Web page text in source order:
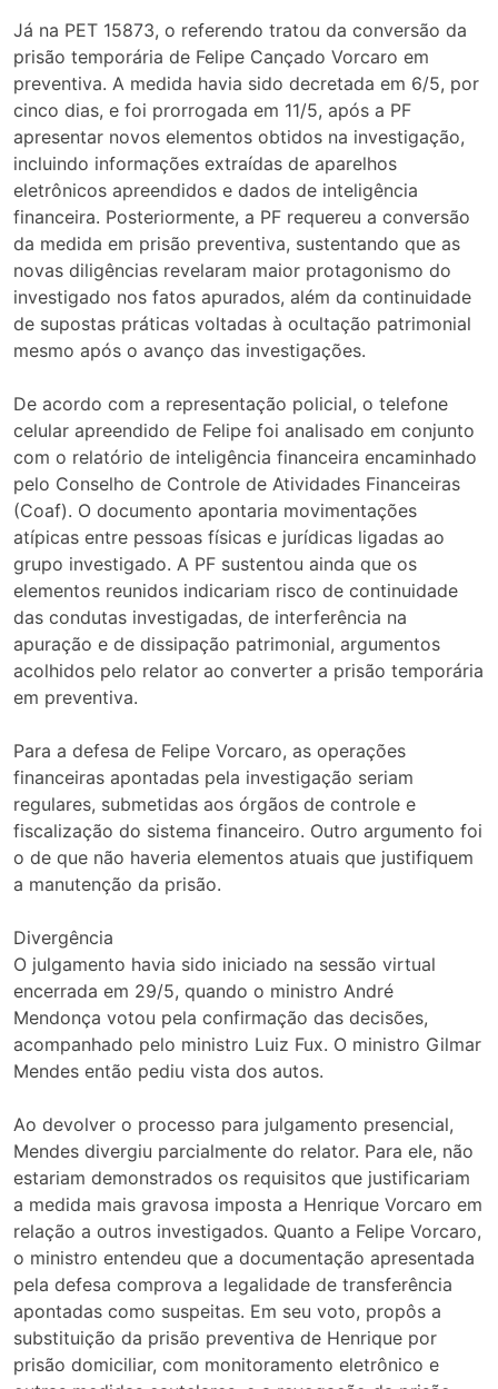
Já na PET 15873, o referendo tratou da conversão da
prisão temporária de Felipe Cançado Vorcaro em
preventiva. A medida havia sido decretada em 6/5, por
cinco dias, e foi prorrogada em 11/5, após a PF
apresentar novos elementos obtidos na investigação,
incluindo informações extraídas de aparelhos
eletrônicos apreendidos e dados de inteligência
financeira. Posteriormente, a PF requereu a conversão
da medida em prisão preventiva, sustentando que as
novas diligências revelaram maior protagonismo do
investigado nos fatos apurados, além da continuidade
de supostas práticas voltadas à ocultação patrimonial
mesmo após o avanço das investigações.
De acordo com a representação policial, o telefone
celular apreendido de Felipe foi analisado em conjunto
com o relatório de inteligência financeira encaminhado
pelo Conselho de Controle de Atividades Financeiras
(Coaf). O documento apontaria movimentações
atípicas entre pessoas físicas e jurídicas ligadas ao
grupo investigado. A PF sustentou ainda que os
elementos reunidos indicariam risco de continuidade
das condutas investigadas, de interferência na
apuração e de dissipação patrimonial, argumentos
acolhidos pelo relator ao converter a prisão temporária
em preventiva.
Para a defesa de Felipe Vorcaro, as operações
financeiras apontadas pela investigação seriam
regulares, submetidas aos órgãos de controle e
fiscalização do sistema financeiro. Outro argumento foi
o de que não haveria elementos atuais que justifiquem
a manutenção da prisão.
Divergência
O julgamento havia sido iniciado na sessão virtual
encerrada em 29/5, quando o ministro André
Mendonça votou pela confirmação das decisões,
acompanhado pelo ministro Luiz Fux. O ministro Gilmar
Mendes então pediu vista dos autos.
Ao devolver o processo para julgamento presencial,
Mendes divergiu parcialmente do relator. Para ele, não
estariam demonstrados os requisitos que justificariam
a medida mais gravosa imposta a Henrique Vorcaro em
relação a outros investigados. Quanto a Felipe Vorcaro,
o ministro entendeu que a documentação apresentada
pela defesa comprova a legalidade de transferência
apontadas como suspeitas. Em seu voto, propôs a
substituição da prisão preventiva de Henrique por
prisão domiciliar, com monitoramento eletrônico e